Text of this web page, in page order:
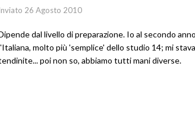
Inviato 26 Agosto 2010
dal livello di preparazione. Io al secondo
molto più 'semplice' dello studio 14; mi
poi non so, abbiamo tutti mani diverse.